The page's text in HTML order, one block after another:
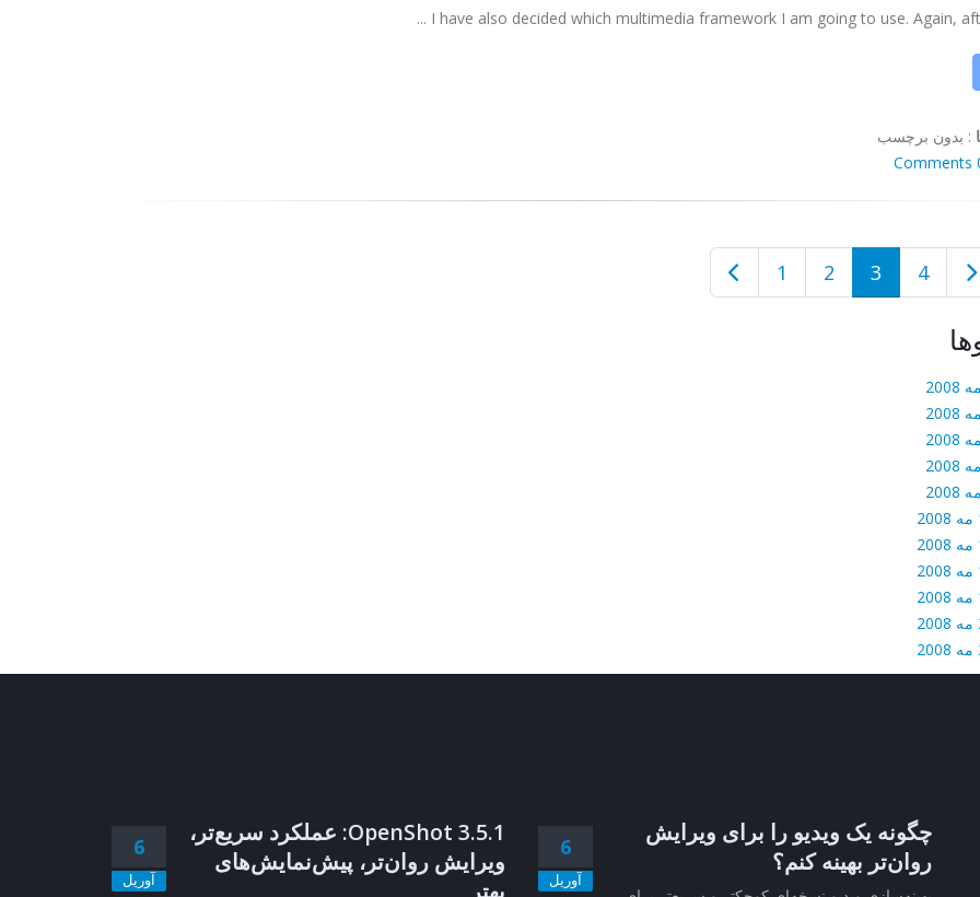
I have also decided which multimedia framework I am going to use. Again,
: بدون برچسب
0
1 2 3 4
6
آوریل
OpenShot 3.5.1: عملکرد سریع‌تر،
ویرایش روان‌تر، پیش‌نمایش‌های
بهتر
6
آوریل
چگونه یک ویدیو را برای ویرایش
روان‌تر بهینه کنم؟